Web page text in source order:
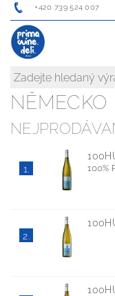
+420 739 524 007
NĚMECKO
1. 100%
2.